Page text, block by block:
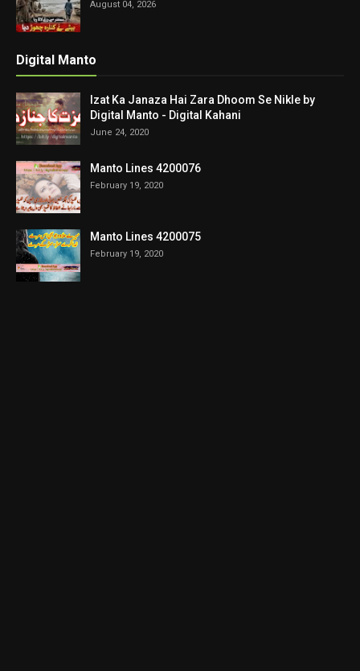
August 04, 2026
Digital Manto
Izat Ka Janaza Hai Zara Dhoom Se Nikle by
Digital Manto - Digital Kahani
June 24, 2020
Manto Lines 4200076
February 19, 2020
Manto Lines 4200075
February 19, 2020